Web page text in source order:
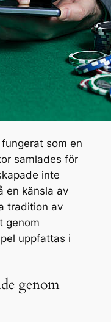
som en
samlades för
inte
en känsla av
tradition av
genom
uppfattas i
genom